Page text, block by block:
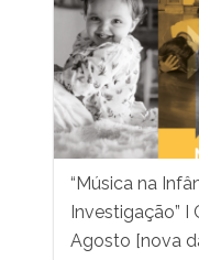
“Música na
Investigação” I
Agosto [nova